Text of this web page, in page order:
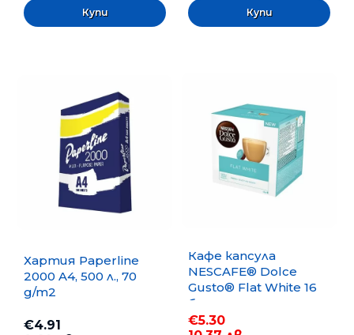
Хартия Paperline
2000 A4, 500 л., 70
g/m2
€4.91
Кафе капсула
NESCAFE® Dolce
Gusto® Flat White 16
бр.
€5.30